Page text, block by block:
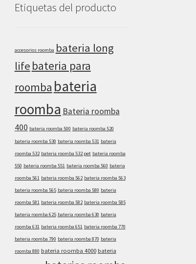
Etiquetas del producto
accesorios roomba bateria long
life bateria para
roomba bateria
roomba Bateria roomba
400 bateria roomba 500 bateria roomba 520
bateria roomba 530 bateria roomba 531 bateria
roomba 532 bateria roomba 532 pet bateria roomba
550 bateria roomba 551 bateria roomba 560 bateria
roomba 561 bateria roomba 562 bateria roomba 563
bateria roomba 565 bateria roomba 580 bateria
roomba 581 bateria roomba 582 bateria roomba 585
bateria roomba 625 bateria roomba 630 bateria
roomba 631 bateria roomba 651 bateria roomba 770
bateria roomba 790 bateria roomba 870 bateria
roomba 880 bateria roomba 4000 bateria